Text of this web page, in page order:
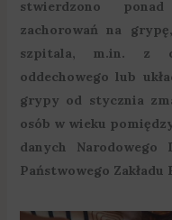
stwierdzono
zachorowań na
szpitala, m.in. z
oddechowego lub
grypy od stycznia
osób w wieku
danych
Państwowego Zakładu